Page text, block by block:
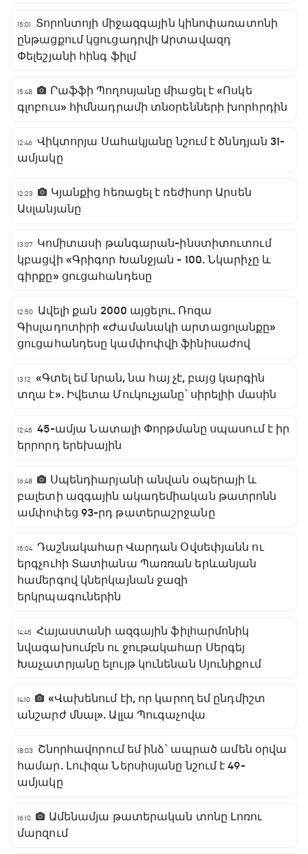
15:01
Տորոնտոյի միջազգային կինոփառատոնի
ընթացքում կցուցադրվի Արտավազդ
Փելեշյանի հինգ ֆիլմ
15:48
Րաֆֆի Պողոսյանը միացել է «Ոսկե
գլոբուս» հիմնադրամի տնօրենների խորհրդին
12:46 Վիկտորյա Սահակյանը նշում է ծննդյան 31-
ամյակը
12:23
Կյանքից հեռացել է ռեժիսոր Արսեն
Ասլանյանը
13:07
Կոմիտասի թանգարան-ինստիտուտում
կբացվի «Գրիգոր Խանջյան - 100. Նկարիչը և
գիրքը» ցուցահանդեսը
12:50
Ավելի քան 2000 այցելու. Ռոզա
Գիսլադոտիրի «Ժամանակի արտացոլանքը»
ցուցահանդեսը կամփոփվի ֆինիսաժով
13:12
«Գտել եմ նրան, նա հայ չէ, բայց կարգին
տղա է». Իվետա Մուկուչյանը՝ սիրելիի մասին
12:45 45-ամյա Նատալի Փորթմանը սպասում է իր
երրորդ երեխային
16:48
Սպենդիարյանի անվան օպերայի և
բալետի ազգային ակադեմիական թատրոնն
ամփոփեց 93-րդ թատերաշրջանը
15:04 Դաշնակահար Վարդան Օվսեփյանն ու
երգչուհի Տատիանա Պառռան երևանյան
համերգով կներկայնան ջազի
երկրպագուներին
14:45 Հայաստանի ազգային ֆիլհարմոնիկ
նվագախումբն ու ջութակահար Սերգեյ
Խաչատրյանը ելույթ կունենան Սյունիքում
14:10
«Վախենում էի, որ կարող եմ ընդմիշտ
անշարժ մնալ». Ալլա Պուգաչովա
18:03
Շնորհավորում եմ ինձ՝ ապրած ամեն օրվա
համար. Լուիզա Ներսիսյանը նշում է 49-
ամյակը
16:10
Ամենամյա թատերական տոնը Լոռու
մարզում